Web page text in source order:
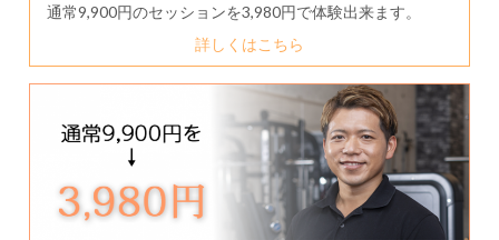
通常9,900円のセッションを3,980円で体験出来ます。
詳しくはこちら